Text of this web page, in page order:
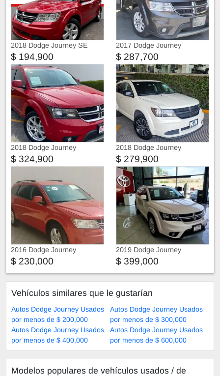
2018 Dodge Journey SE
$ 194,900
2017 Dodge Journey
$ 287,700
2018 Dodge Journey
$ 324,900
2018 Dodge Journey
$ 279,900
2016 Dodge Journey
$ 230,000
2019 Dodge Journey
$ 399,000
Vehículos similares que le gustarían
Autos Dodge Journey Usados
por menos de $ 200,000
Autos Dodge Journey Usados
por menos de $ 300,000
Autos Dodge Journey Usados
por menos de $ 400,000
Autos Dodge Journey Usados
por menos de $ 600,000
Modelos populares de vehículos usados ​​/ de